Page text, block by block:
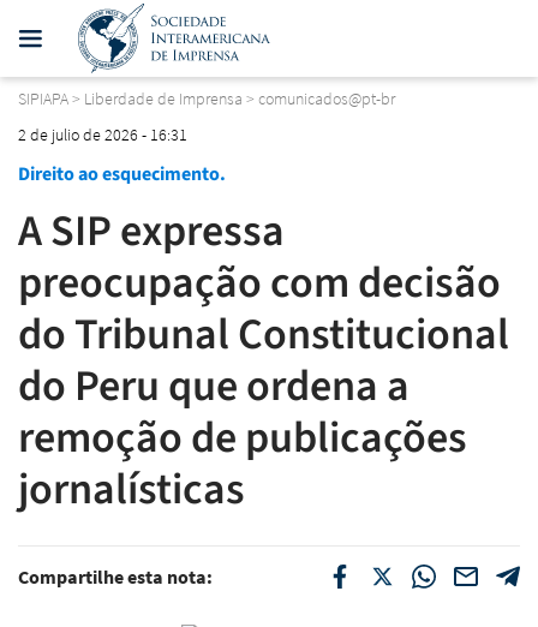
SIPIAPA> Liberdade de Imprensa > comunicados@pt-br
2 de julio de 2026 - 16:31
Direito ao esquecimento.
A SIP expressa
preocupação com decisão
do Tribunal Constitucional
do Peru que ordena a
remoção de publicações
jornalísticas
Compartilhe esta nota: